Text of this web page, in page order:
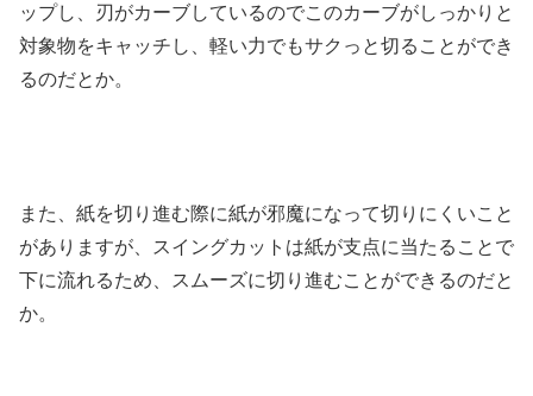
ップし、刃がカーブしているのでこのカーブがしっかりと
対象物をキャッチし、軽い力でもサクっと切ることができ
るのだとか。
また、紙を切り進む際に紙が邪魔になって切りにくいこと
がありますが、スイングカットは紙が支点に当たることで
下に流れるため、スムーズに切り進むことができるのだと
か。